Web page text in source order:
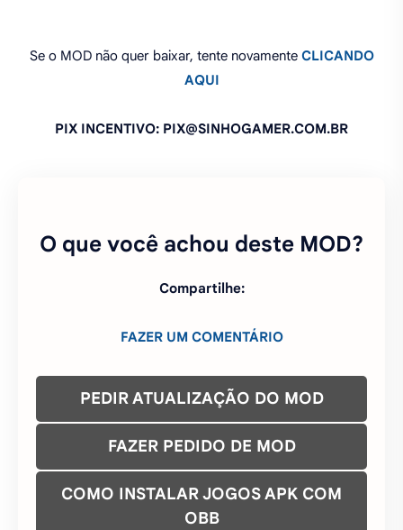
Se o MOD não quer baixar, tente novamente CLICANDO
AQUI
PIX INCENTIVO: PIX@SINHOGAMER.COM.BR
O que você achou deste MOD?
Compartilhe:
FAZER UM COMENTÁRIO
PEDIR ATUALIZAÇÃO DO MOD
FAZER PEDIDO DE MOD
COMO INSTALAR JOGOS APK COM
OBB